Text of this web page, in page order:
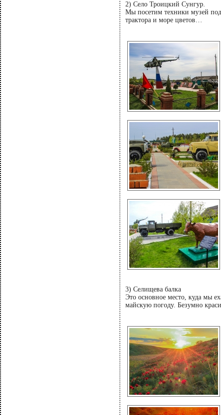
2) Село Троицкий Сунгур.
Мы посетим техники музей
трактора и море цветов…
3) Селищева балка
Это основное место, куда мы
майскую погоду. Безумно